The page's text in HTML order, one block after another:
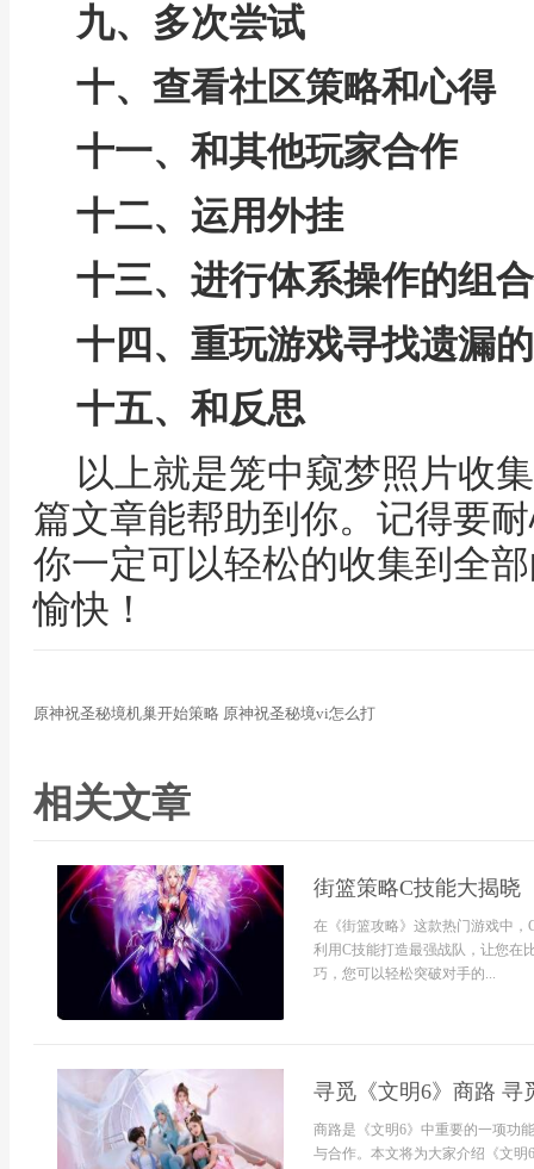
九、多次尝试
十、查看社区策略和心得
十一、和其他玩家合作
十二、运用外挂
十三、进行体系操作的组
十四、重玩游戏寻找遗漏
十五、和反思
以上就是笼中窥梦照片收
篇文章能帮助到你。记得要
你一定可以轻松的收集到全
愉快！
原神祝圣秘境机巢开始策略 原神祝圣秘境vi怎么打
相关文章
街篮策略C技能大揭晓
在《街篮攻略》这款热门游戏中
利用C技能打造最强战队，让您在
巧，您可以轻松突破对手的...
寻觅《文明6》商路 寻
商路是《文明6》中重要的一项功
与合作。本文将为大家介绍《文